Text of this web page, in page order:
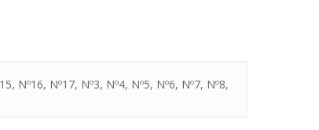
Nº16, Nº17, Nº3, Nº4, Nº5, Nº6, Nº7, Nº8,